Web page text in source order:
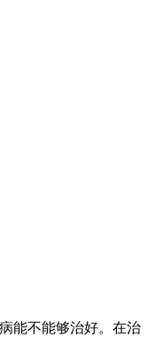
能不能够治好。在治